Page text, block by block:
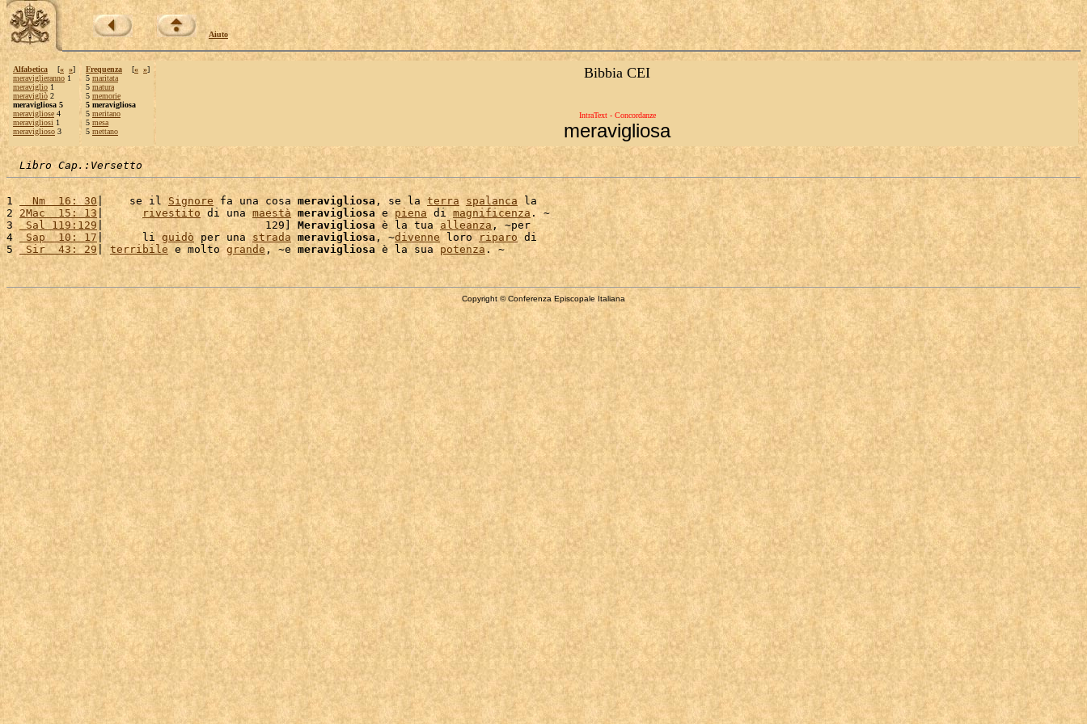
Aiuto
Alfabetica [« »]
meraviglieranno 1
meraviglio 1
meravigliò 2
meravigliosa 5
meravigliose 4
meravigliosi 1
meraviglioso 3
Frequenza [« »]
5 maritata
5 matura
5 memorie
5 meravigliosa
5 meritano
5 mesa
5 mettano
Bibbia CEI
IntraText - Concordanze
meravigliosa
Libro Cap.:Versetto
1
  Nm  16: 30
|    se il Signore fa una cosa meravigliosa , se la terra spalanca la
2 2Mac  15: 13 | rivestito di una maestà meravigliosa e piena di magnificenza . ~
3 Sal 119:129 |                         129] Meravigliosa è la tua alleanza, ~per
4
Sap  10: 17|      li guidò per una strada meravigliosa , ~divenne loro riparo di
5 Sir  43: 29 | terribile e molto grande, ~e meravigliosa è la sua potenza
Copyright © Conferenza Episcopale Italiana